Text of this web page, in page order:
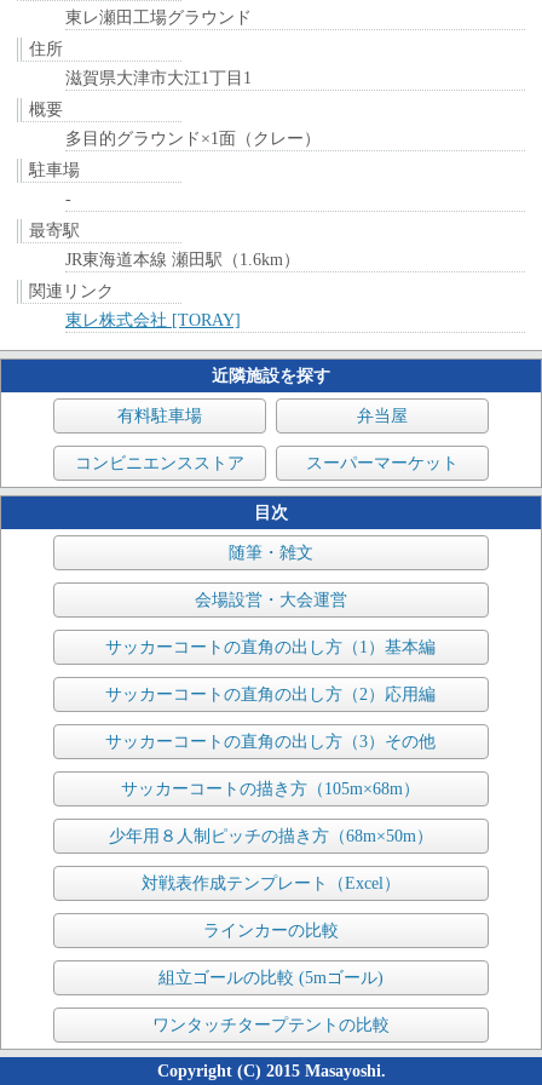
東レ瀬田工場グラウンド
住所
滋賀県大津市大江1丁目1
概要
多目的グラウンド×1面（クレー）
駐車場
-
最寄駅
JR東海道本線 瀬田駅（1.6km）
関連リンク
東レ株式会社 [TORAY]
近隣施設を探す
有料駐車場 弁当屋
コンビニエンスストア スーパーマーケット
目次
随筆・雑文
会場設営・大会運営
サッカーコートの直角の出し方（1）基本編
サッカーコートの直角の出し方（2）応用編
サッカーコートの直角の出し方（3）その他
サッカーコートの描き方（105m×68m）
少年用８人制ピッチの描き方（68m×50m）
対戦表作成テンプレート（Excel）
ラインカーの比較
組立ゴールの比較 (5mゴール)
ワンタッチタープテントの比較
Copyright (C) 2015 Masayoshi.